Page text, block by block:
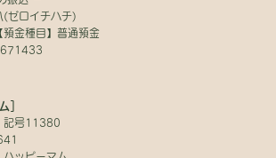
(ゼロイチハチ)
預金種目】普通預金
］
記号11380